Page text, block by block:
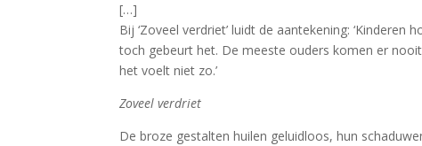
[…]
Bij ‘Zoveel verdriet’ luidt de aantekening:
toch gebeurt het. De meeste ouders komen er
het voelt niet zo.’
Zoveel verdriet
De broze gestalten huilen geluidloos, hun